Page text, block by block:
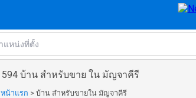
594 บ้าน สำหรับขาย ใน มัญจาคีรี
หน้าแรก > บ้าน สำหรับขายใน มัญจาคีรี